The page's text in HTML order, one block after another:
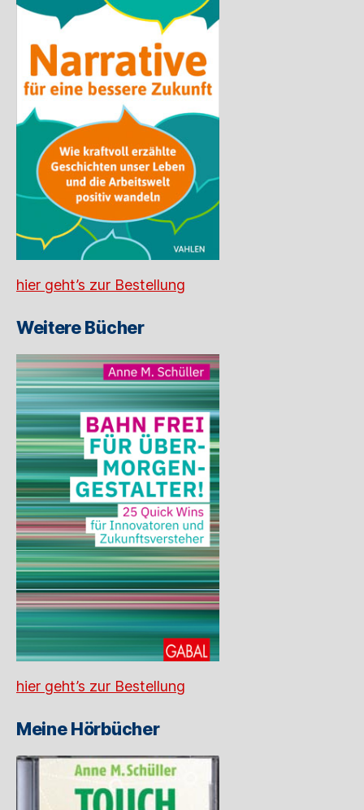
hier geht’s zur Bestellung
Weitere Bücher
hier geht’s zur Bestellung
Meine Hörbücher